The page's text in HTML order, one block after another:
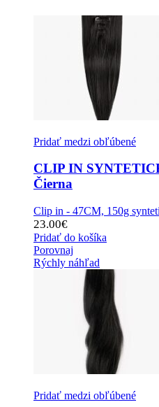
Pridať medzi obľúbené
CLIP IN
Čierna
Clip in - 47CM, 150g
23.00€
Pridať do košíka
Porovnaj
Rýchly náhľad
Pridať medzi obľúbené